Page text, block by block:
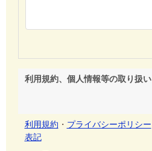
利用規約、個人情報等の取り扱い
利用規約 ・ プライバシーポリシー
表記